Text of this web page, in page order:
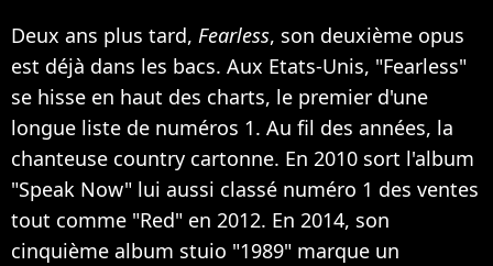
Deux ans plus tard, Fearless, son deuxième opus
est déjà dans les bacs. Aux Etats-Unis, "Fearless"
se hisse en haut des charts, le premier d'une
longue liste de numéros 1. Au fil des années, la
chanteuse country cartonne. En 2010 sort l'album
"Speak Now" lui aussi classé numéro 1 des ventes
tout comme "Red" en 2012. En 2014, son
cinquième album stuio "1989" marque un